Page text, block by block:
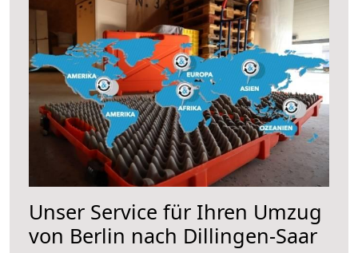
Unser Service für Ihren Umzug
von Berlin nach Dillingen-Saar